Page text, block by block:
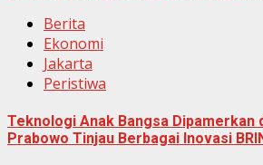
Berita
Ekonomi
Jakarta
Peristiwa
Teknologi Anak Bangsa Dipamerkan
Prabowo Tinjau Berbagai Inovasi